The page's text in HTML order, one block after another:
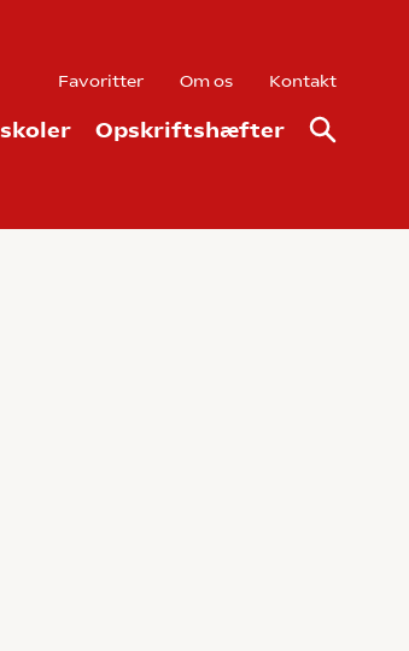
Favoritter Om os Kontakt
Opskriftshæfter